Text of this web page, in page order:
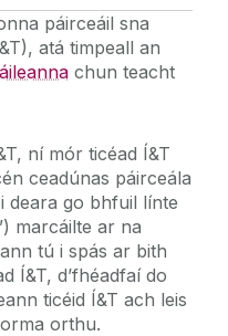
páirceáil sna
atá timpeall an
chun teacht
ní mór ticéad Í&T
ceadúnas páirceála
deara go bhfuil línte
marcáilte ar na
tú i spás ar bith
Í&T, d’fhéadfaí do
ticéid Í&T ach leis
orthu.